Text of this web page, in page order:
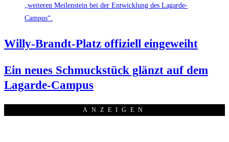
Wil­ly-Brandt-Platz offi­zi­ell eingeweiht
Ein neu­es Schmuck­stück glänzt auf dem
Lagarde-Campus
ANZEI­GEN